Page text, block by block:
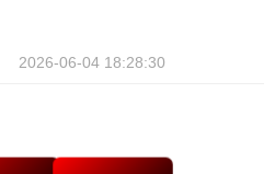
2026-06-04 18:28:30